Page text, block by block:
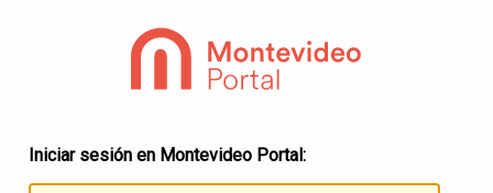
Iniciar sesión en Montevideo Portal: